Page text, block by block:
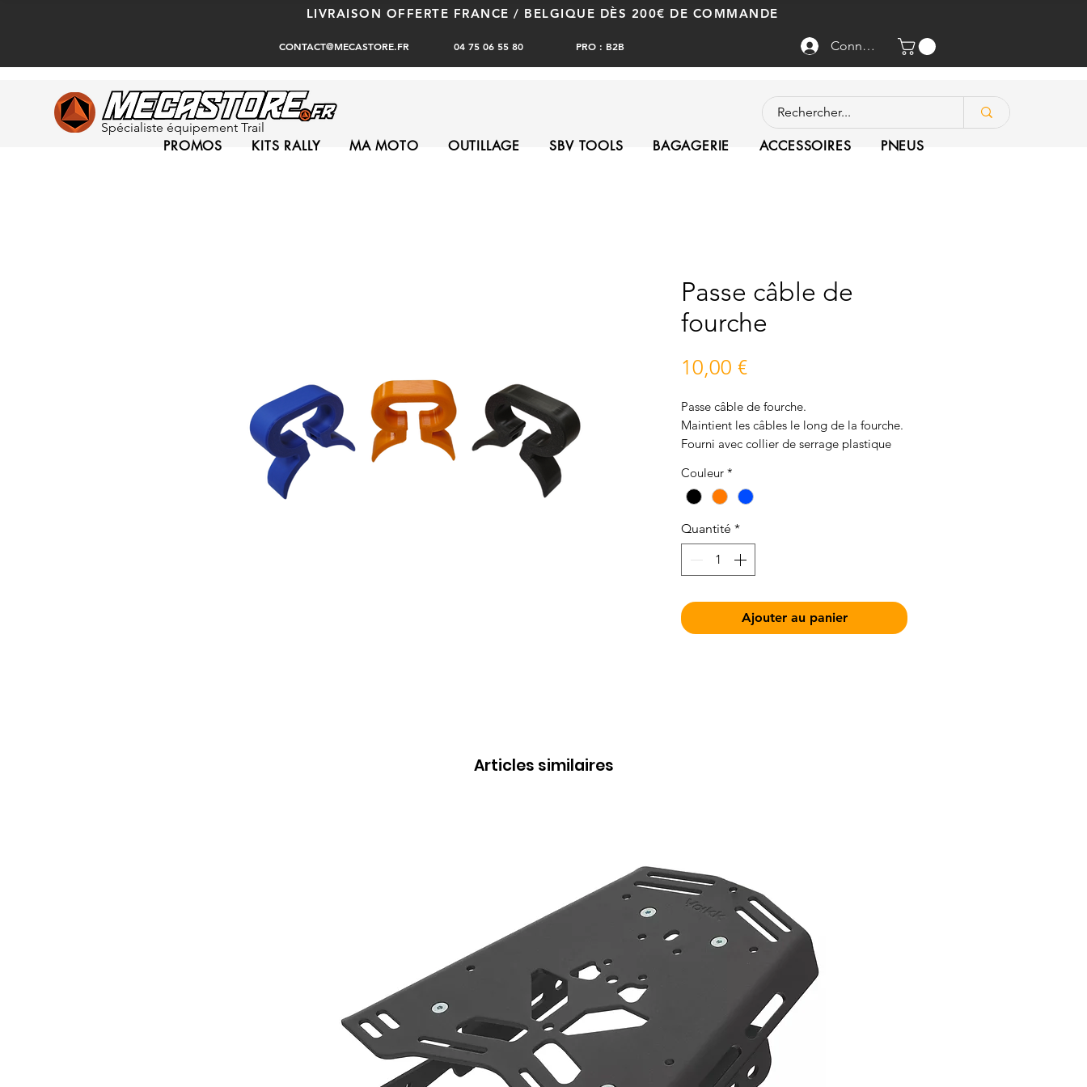
LIVRAISON OFFERTE FRANCE / BELGIQUE DÈS 200€ DE COMMANDE
CONTACT@MECASTORE.FR 04 75 06 55 80 PRO : B2B Connexion
Spécialiste équipement Trail
PROMOS KITS RALLY MA MOTO OUTILLAGE SBV TOOLS BAGAGERIE ACCESSOIRES PNEUS
Passe câble de
fourche
10,00 €Prix
Passe câble de fourche.
Maintient les câbles le long de la fourche.
Fourni avec collier de serrage plastique
Couleur *
Quantité *
Ajouter au panier
Articles similaires